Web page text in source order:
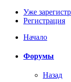
Уже
Регистрация
Начало
Форумы
Назад